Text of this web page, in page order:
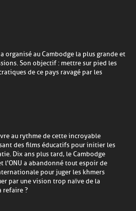
organisé au Cambodge la plus grande et
Son objectif : mettre sur pied les
de ce pays ravagé par les
au rythme de cette incroyable
des films éducatifs pour initier les
Dix ans plus tard, le Cambodge
l'ONU a abandonné tout espoir de
pour juger les khmers
par une vision trop naïve de la
refaire ?